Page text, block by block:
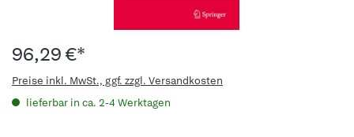
96,29 €*
Preise inkl. MwSt., ggf. zzgl. Versandkosten
lieferbar in ca. 2-4 Werktagen